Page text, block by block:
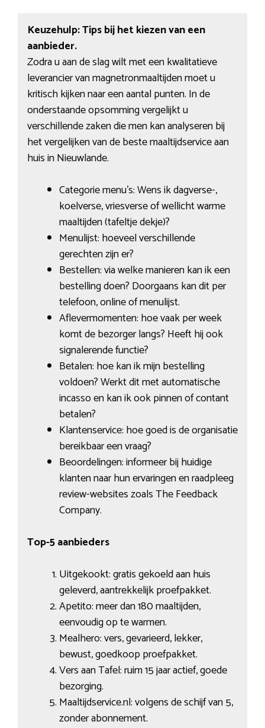
Keuzehulp: Tips bij het kiezen van een
aanbieder.
Zodra u aan de slag wilt met een kwalitatieve
leverancier van magnetronmaaltijden moet u
kritisch kijken naar een aantal punten. In de
onderstaande opsomming vergelijkt u
verschillende zaken die men kan analyseren bij
het vergelijken van de beste maaltijdservice aan
huis in Nieuwlande.
Categorie menu’s: Wens ik dagverse-,
koelverse, vriesverse of wellicht warme
maaltijden (tafeltje dekje)?
Menulijst: hoeveel verschillende
gerechten zijn er?
Bestellen: via welke manieren kan ik een
bestelling doen? Doorgaans kan dit per
telefoon, online of menulijst.
Aflevermomenten: hoe vaak per week
komt de bezorger langs? Heeft hij ook
signalerende functie?
Betalen: hoe kan ik mijn bestelling
voldoen? Werkt dit met automatische
incasso en kan ik ook pinnen of contant
betalen?
Klantenservice: hoe goed is de organisatie
bereikbaar een vraag?
Beoordelingen: informeer bij huidige
klanten naar hun ervaringen en raadpleeg
review-websites zoals The Feedback
Company.
Top-5 aanbieders
Uitgekookt: gratis gekoeld aan huis
geleverd, aantrekkelijk proefpakket.
Apetito: meer dan 180 maaltijden,
eenvoudig op te warmen.
Mealhero: vers, gevarieerd, lekker,
bewust, goedkoop proefpakket.
Vers aan Tafel: ruim 15 jaar actief, goede
bezorging.
Maaltijdservice.nl: volgens de schijf van 5,
zonder abonnement.